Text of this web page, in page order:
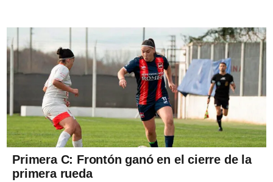
Primera C: Frontón ganó en el cierre de la
primera rueda